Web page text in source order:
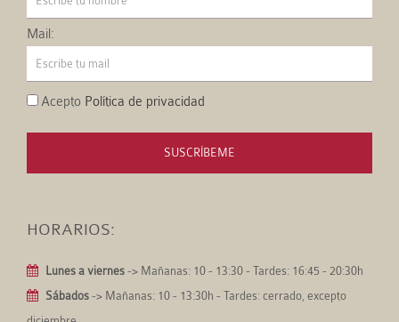
Mail:
Acepto Política de privacidad
SUSCRÍBEME
HORARIOS:
Lunes a viernes -> Mañanas: 10 - 13:30 - Tardes: 16:45 - 20:30h
Sábados -> Mañanas: 10 - 13:30h - Tardes: cerrado, excepto